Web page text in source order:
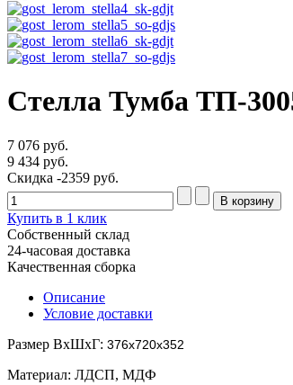
Стелла Тумба ТП-
7 076 руб.
9 434 руб.
Скидка -2359 руб.
Купить в 1 клик
Собственный склад
24-часовая доставка
Качественная сборка
Описание
Условие доставки
Размер ВхШхГ: 376х720х352
Материал: ЛДСП, МДФ